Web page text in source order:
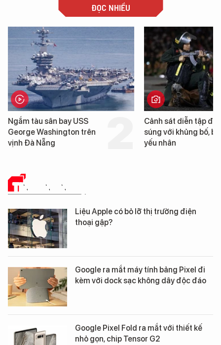
ĐỌC NHIỀU
bay USS
trên
Cảnh sát diễn tập đấu
súng với khủng bố, bảo vệ
TIN CÔNG NGHỆ
Liệu Apple có bỏ lỡ thị trường điện
thoại gập?
Google ra mắt máy tính bảng Pixel đi
kèm với dock sạc không dây độc đáo
Google Pixel Fold ra mắt với thiết kế
nhỏ gọn, chip Tensor G2